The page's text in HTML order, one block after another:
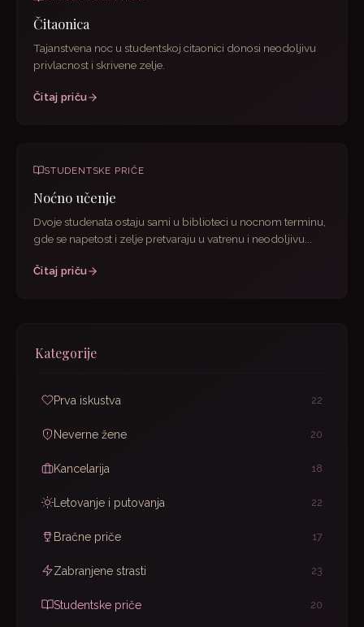
Čitaonica
Tajanstvena noc u studentskoj citaonici donosi neodoljivu
privlacnost i skrivene zelje.
Čitaj priču
STUDENTSKE PRIČE
Noćno učenje
Dvoje studenata ostaju sami u biblioteci u nocnom terminu,
gde se napetost i zelje pretvaraju u vatrenu i neodoljivu...
Čitaj priču
Kategorije
Prva iskustva 22
Neverne žene 20
Kancelarija 18
Letovanje i putovanja 22
Bračne priče 17
Zabranjene strasti 23
Studentske priče 20